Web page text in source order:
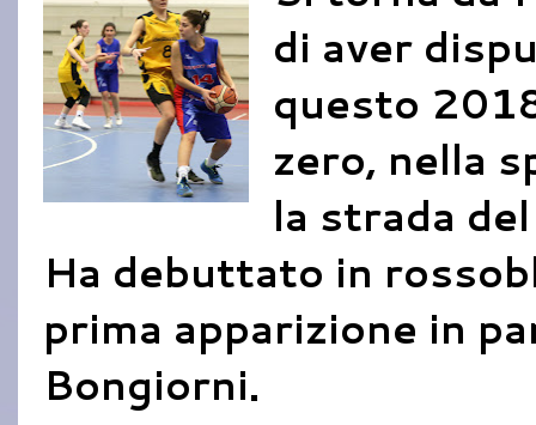
di aver
questo
zero, nella
la strada
Ha debuttato in
prima apparizione in
Bongiorni.